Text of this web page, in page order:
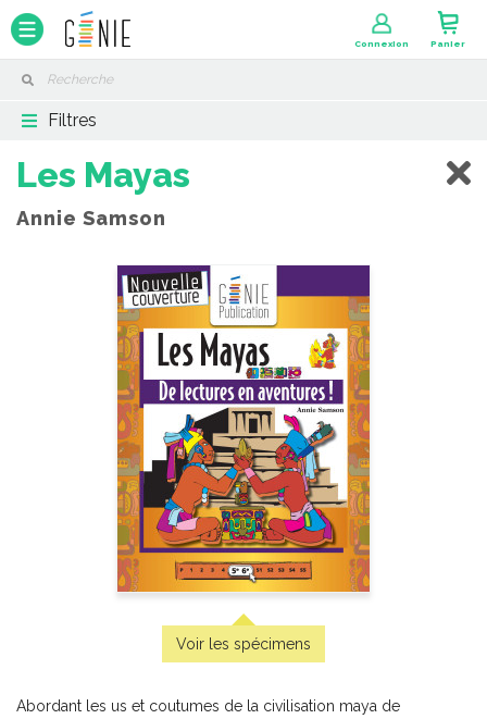
Connexion Panier
Filtres
Pratique de l'épreuve ministérielle de mathématique de
la fin du 3e cycle du primaire
6,99 $-PDF
Les Mayas
Annie Samson
Voir les spécimens
Abordant les us et coutumes de la civilisation maya de
Panneau de gestion des cookies